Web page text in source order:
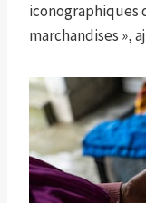
iconographiques
marchandises »,